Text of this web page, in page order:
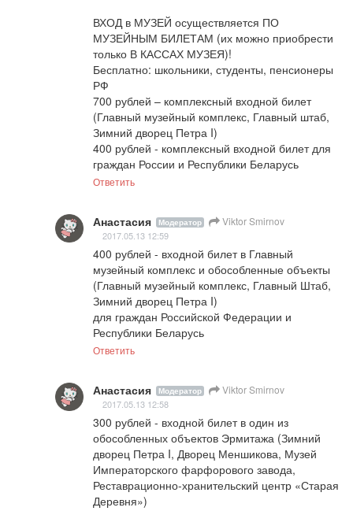
ВХОД в МУЗЕЙ осуществляется ПО
МУЗЕЙНЫМ БИЛЕТАМ (их можно приобрести
только В КАССАХ МУЗЕЯ)!
Бесплатно: школьники, студенты, пенсионеры
РФ
700 рублей – комплексный входной билет
(Главный музейный комплекс, Главный штаб,
Зимний дворец Петра I)
400 рублей - комплексный входной билет для
граждан России и Республики Беларусь
Ответить
Анастасия Модератор Viktor Smirnov
2017.05.13 12:59
400 рублей - входной билет в Главный
музейный комплекс и обособленные объекты
(Главный музейный комплекс, Главный Штаб,
Зимний дворец Петра I)
для граждан Российской Федерации и
Республики Беларусь
Ответить
Анастасия Модератор Viktor Smirnov
2017.05.13 12:58
300 рублей - входной билет в один из
обособленных объектов Эрмитажа (Зимний
дворец Петра I, Дворец Меншикова, Музей
Императорского фарфорового завода,
Реставрационно-хранительский центр «Старая
Деревня»)